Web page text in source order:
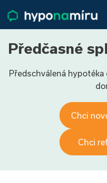
Životní pojištění
Pojištění nemovitosti
O nás
9−16
Přihlásit
Předčasné
Předschválená
Chci
Chci